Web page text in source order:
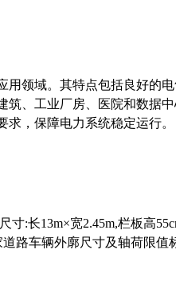
用领域。其特点包括良好的
筑、工业厂房、医院和数据
，保障电力系统稳定运行。
寸:长13m×宽2.45m,栏板高
路车辆外廓尺寸及轴荷限值